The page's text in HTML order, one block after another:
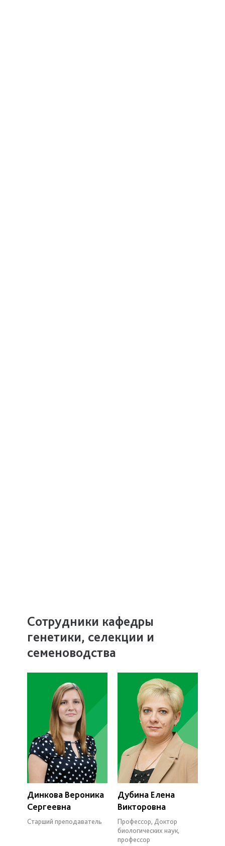
Сотрудники кафедры
генетики, селекции и
семеноводства
Динкова Вероника
Сергеевна
Старший преподаватель
Дубина Елена
Викторовна
Профессор, Доктор
биологических наук,
профессор